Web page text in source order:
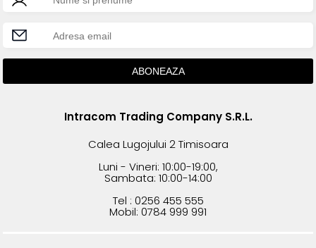
Intracom Trading Company S.R.L.
Calea Lugojului 2 Timisoara
Luni - Vineri: 10:00-19:00,
Sambata: 10:00-14:00
Tel : 0256 455 555
Mobil: 0784 999 991